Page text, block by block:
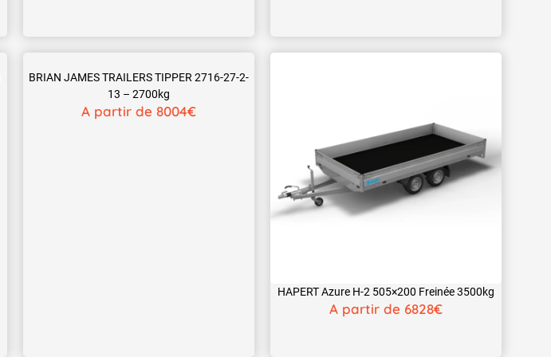
BRIAN JAMES TRAILERS TIPPER 2716-27-2-
13 – 2700kg
A partir de 8004€
HAPERT Azure H-2 505×200 Freinée 3500kg
A partir de 6828€